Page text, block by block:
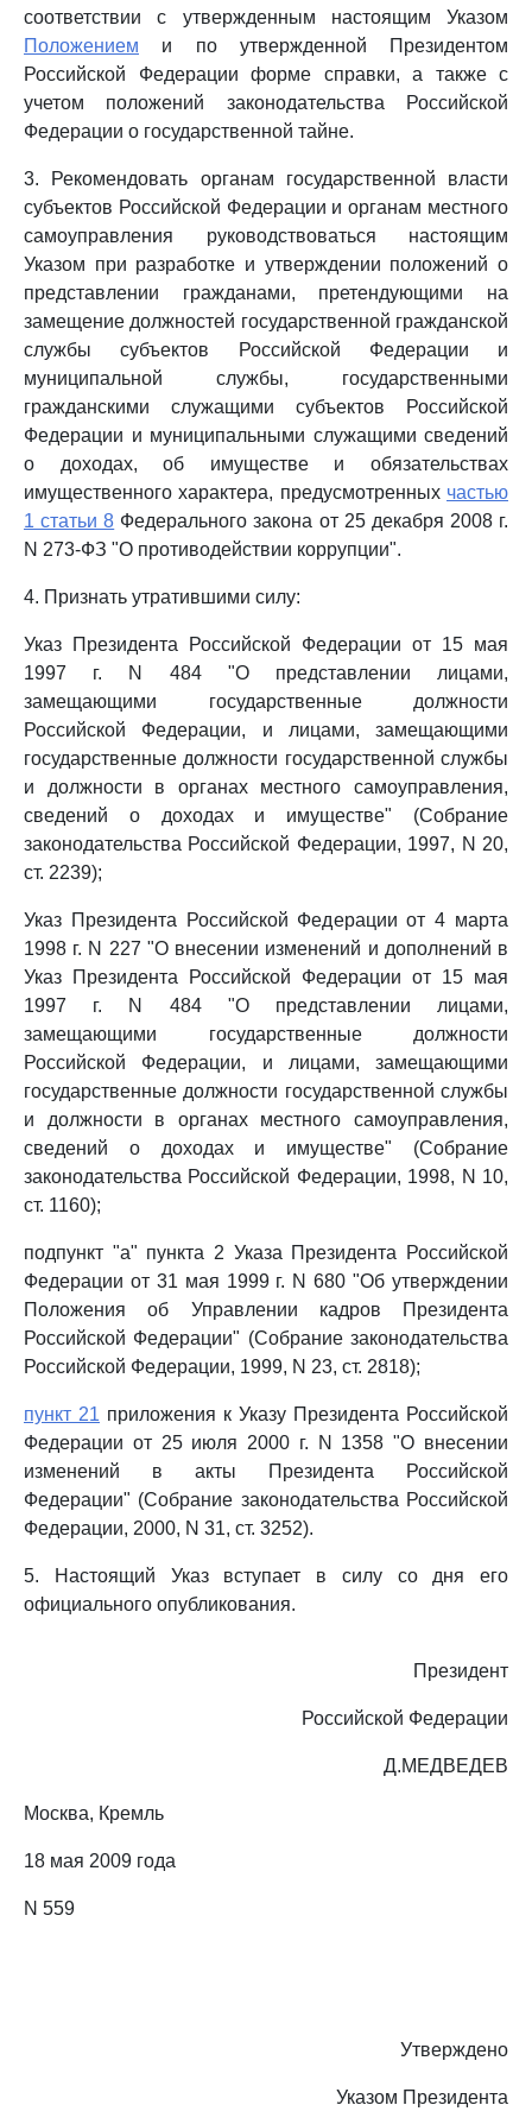
соответствии с утвержденным настоящим Указом
Положением и по утвержденной Президентом
Российской Федерации форме справки, а также с
учетом положений законодательства Российской
Федерации о государственной тайне.
3. Рекомендовать органам государственной власти
субъектов Российской Федерации и органам местного
самоуправления руководствоваться настоящим
Указом при разработке и утверждении положений о
представлении гражданами, претендующими на
замещение должностей государственной гражданской
службы субъектов Российской Федерации и
муниципальной службы, государственными
гражданскими служащими субъектов Российской
Федерации и муниципальными служащими сведений
о доходах, об имуществе и обязательствах
имущественного характера, предусмотренных частью
1 статьи 8 Федерального закона от 25 декабря 2008 г.
N 273-ФЗ "О противодействии коррупции".
4. Признать утратившими силу:
Указ Президента Российской Федерации от 15 мая
1997 г. N 484 "О представлении лицами,
замещающими государственные должности
Российской Федерации, и лицами, замещающими
государственные должности государственной службы
и должности в органах местного самоуправления,
сведений о доходах и имуществе" (Собрание
законодательства Российской Федерации, 1997, N 20,
ст. 2239);
Указ Президента Российской Федерации от 4 марта
1998 г. N 227 "О внесении изменений и дополнений в
Указ Президента Российской Федерации от 15 мая
1997 г. N 484 "О представлении лицами,
замещающими государственные должности
Российской Федерации, и лицами, замещающими
государственные должности государственной службы
и должности в органах местного самоуправления,
сведений о доходах и имуществе" (Собрание
законодательства Российской Федерации, 1998, N 10,
ст. 1160);
подпункт "а" пункта 2 Указа Президента Российской
Федерации от 31 мая 1999 г. N 680 "Об утверждении
Положения об Управлении кадров Президента
Российской Федерации" (Собрание законодательства
Российской Федерации, 1999, N 23, ст. 2818);
пункт 21 приложения к Указу Президента Российской
Федерации от 25 июля 2000 г. N 1358 "О внесении
изменений в акты Президента Российской
Федерации" (Собрание законодательства Российской
Федерации, 2000, N 31, ст. 3252).
5. Настоящий Указ вступает в силу со дня его
официального опубликования.
Президент
Российской Федерации
Д.МЕДВЕДЕВ
Москва, Кремль
18 мая 2009 года
N 559
Утверждено
Указом Президента